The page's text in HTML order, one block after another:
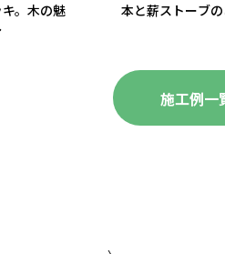
本と薪ストーブ
。木の魅
施工例一